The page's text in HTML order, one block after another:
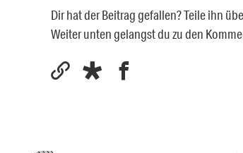
Dir hat der Beitrag gefallen? Teile ihn
Weiter unten gelangst du zu den